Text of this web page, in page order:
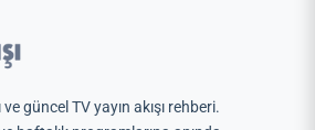
güncel TV yayın akışı rehberi.